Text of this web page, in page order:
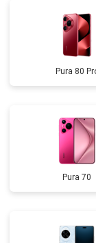
Pura 80
Pura 70